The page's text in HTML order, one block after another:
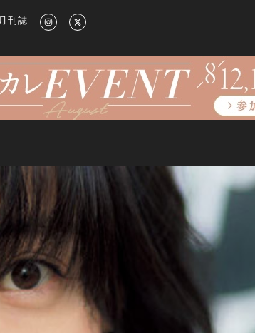
たライフスタイル情報
刊誌